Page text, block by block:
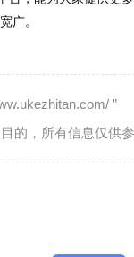
广。
”
的，所有信息仅供